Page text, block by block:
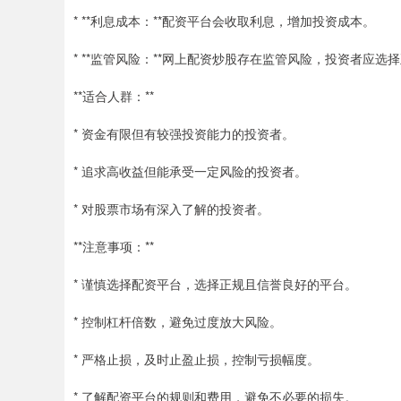
* **利息成本：**配资平台会收取利息，增加投资成本。
* **监管风险：**网上配资炒股存在监管风险，投资者应选择
**适合人群：**
* 资金有限但有较强投资能力的投资者。
* 追求高收益但能承受一定风险的投资者。
* 对股票市场有深入了解的投资者。
**注意事项：**
* 谨慎选择配资平台，选择正规且信誉良好的平台。
* 控制杠杆倍数，避免过度放大风险。
* 严格止损，及时止盈止损，控制亏损幅度。
* 了解配资平台的规则和费用，避免不必要的损失。